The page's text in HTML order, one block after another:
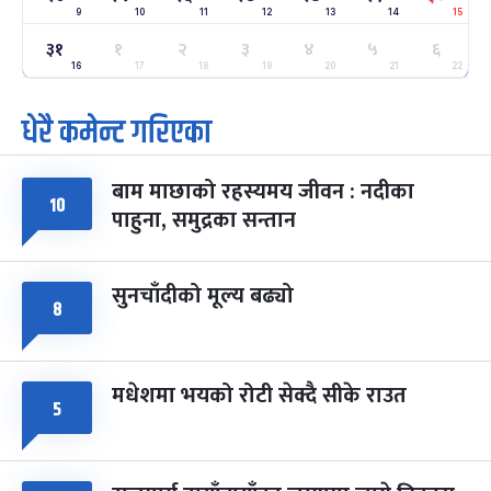
२५
मंगल
ग्याल्पो ल्होसार
फाल्गुन २५, २०८३ Mar 9, 2027
७ महिना बाँकी
७
आइत
पूर्णिमा व्रत
चैत्र ७, २०८३-Mar 21, 2027
८
सोम
फागुपूर्णिमा
चैत्र ८, २०८३- Mar 22, 2027
७ महिना बाँकी
9 10 11 12 13 14 15
३१
16
१
17
२
18
३
19
४
20
५
21
६
22
धेरै कमेन्ट गरिएका
१० बाम माछाको रहस्यमय जीवन : नदीका
पाहुना, समुद्रका सन्तान
८ सुनचाँदीको मूल्य बढ्यो
५ मधेशमा भयको रोटी सेक्दै सीके राउत